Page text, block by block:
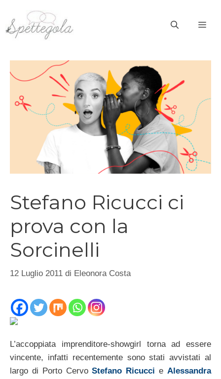
contenuto
Stefano Ricucci ci
prova con la
Sorcinelli
12 Luglio 2011 di Eleonora Costa
L’accoppiata imprenditore-showgirl torna ad essere
vincente, infatti recentemente sono stati avvistati al
largo di Porto CervoStefano Ricucci eAlessandra